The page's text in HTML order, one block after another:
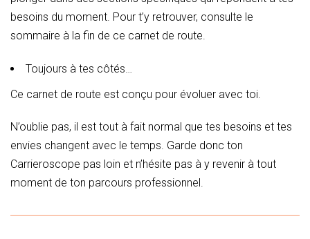
besoins du moment. Pour t’y retrouver, consulte le
sommaire à la fin de ce carnet de route.
Toujours à tes côtés…
Ce carnet de route est conçu pour évoluer avec toi.
N’oublie pas, il est tout à fait normal que tes besoins et tes
envies changent avec le temps. Garde donc ton
Carrieroscope pas loin et n’hésite pas à y revenir à tout
moment de ton parcours professionnel.